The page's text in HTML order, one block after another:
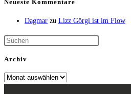
Neueste Kommentare
Dagmar zu Lizz Görgl ist im Flow
Archiv